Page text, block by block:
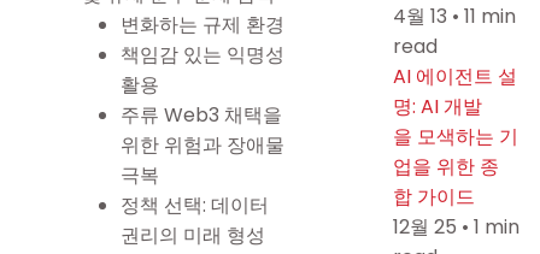
변화하는 규제 환경
책임감 있는 익명성
활용
주류 Web3 채택을
위한 위험과 장애물
극복
정책 선택: 데이터
권리의 미래 형성
4월 13 • 11 min
read
AI 에이전트 설
명: AI 개발
을 모색하는 기
업을 위한 종
합 가이드
12월 25 • 1 min